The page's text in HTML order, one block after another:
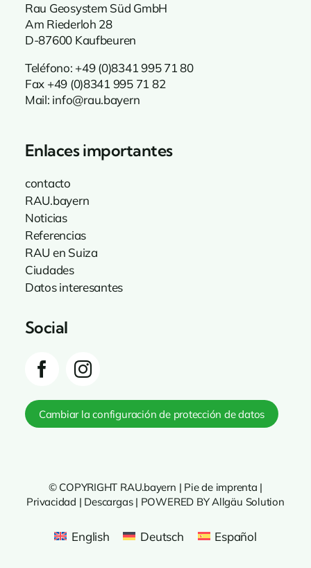
Rau Geosystem Süd GmbH
Am Riederloh 28
D-87600 Kaufbeuren
Teléfono: +49 (0)8341 99571 80
Fax +49 (0)8341 995 71 82
Mail: info@rau.bayern
Enlaces importantes
contacto
RAU.bayern
Noticias
Referencias
RAU en Suiza
Ciudades
Datos interesantes
Social
Cambiar la configuración de protección de datos
© COPYRIGHT RAU.bayern | Pie de imprenta |
Privacidad | Descargas| POWERED BY Allgäu Solution
English Deutsch Español